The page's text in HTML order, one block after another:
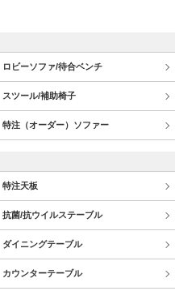
ロビーソファ/待合ベンチ
スツール/補助椅子
特注（オーダー）ソファー
特注天板
抗菌/抗ウイルステーブル
ダイニングテーブル
カウンターテーブル